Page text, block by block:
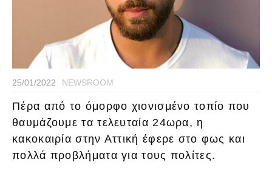
25/01/2022 NEWSROOM
Πέρα από το όμορφο χιονισμένο τοπίο που
θαυμάζουμε τα τελευταία 24ωρα, η
κακοκαιρία στην Αττική έφερε στο φως και
πολλά προβλήματα για τους πολίτες.